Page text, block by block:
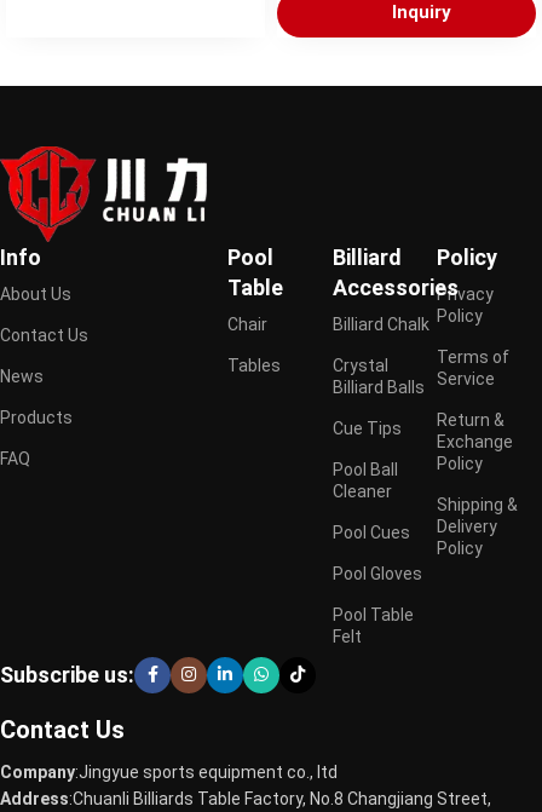
Inquiry
Info
About Us
Contact Us
News
Products
FAQ
Pool
Table
Chair
Tables
Billiard
Accessories
Billiard Chalk
Crystal
Billiard Balls
Cue Tips
Pool Ball
Cleaner
Pool Cues
Pool Gloves
Pool Table
Felt
Policy
Privacy
Policy
Terms of
Service
Return &
Exchange
Policy
Shipping &
Delivery
Policy
Subscribe us:
Contact Us
Company:Jingyue sports equipment co., ltd
Address:Chuanli Billiards Table Factory, No.8 Changjiang Street,